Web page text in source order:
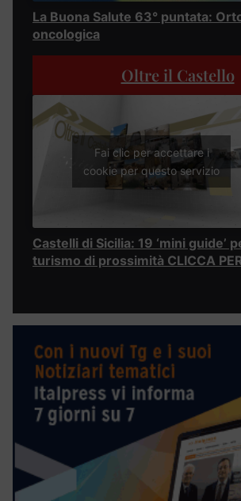
La Buona Salute 63° puntata:
oncologica
Oltre il Castello
Fai clic per accettare i
cookie per questo servizio
Castelli di Sicilia: 19 ‘mini guide’
turismo di prossimità CLICCA